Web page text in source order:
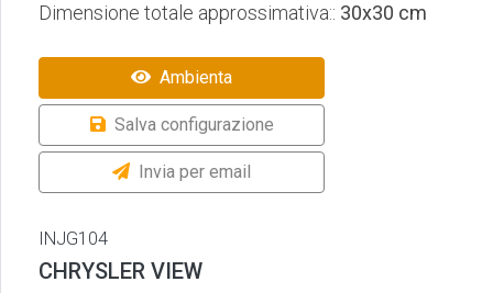
Dimensione totale approssimativa:: 30x30 cm
Ambienta
Salva configurazione
Invia per email
INJG104
CHRYSLER VIEW